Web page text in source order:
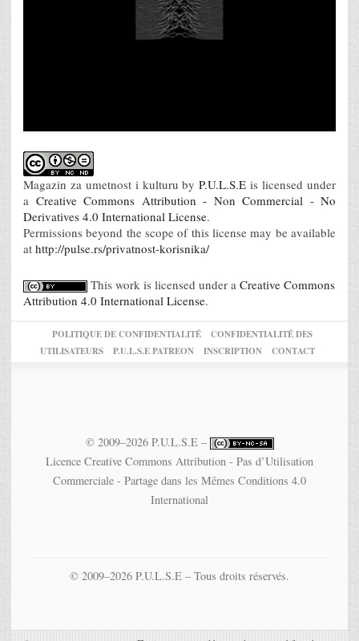
Magazin za umetnost i kulturu byP.U.L.S.E is licensed under
a Creative Commons Attribution - Non Commercial - No
Derivatives 4.0 International License.
Permissions beyond the scope of this license may be available
at http://pulse.rs/privatnost-korisnika/
This work is licensed under a Creative Commons
Attribution 4.0 International License.
POLITIQUE DE CONFIDENTIALITÉ
CONFIDENTIALITÉ DES
UTILISATEURS
P.U.L.S.E PATREON INSCRIPTION CONTACT
© 2009–2026 P.U.L.S.E –
Licence Creative Commons Attribution - Pas d’Utilisation
Commerciale - Partage dans les Mêmes Conditions 4.0
International
© 2009–2026 P.U.L.S.E – Tous droits réservés.